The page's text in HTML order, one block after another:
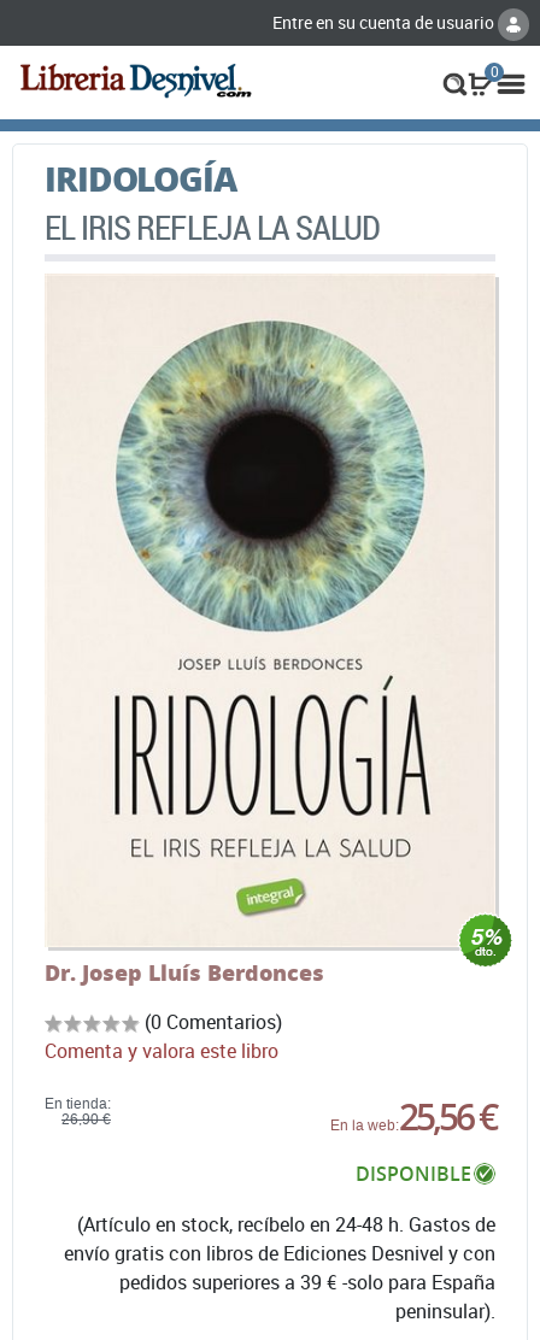
Entre en su cuenta de usuario
0
IRIDOLOGÍA
EL IRIS REFLEJA LA SALUD
Dr. Josep Lluís Berdonces
(0 Comentarios)
Comenta y valora este libro
En tienda:
26,90 €
En la web:25,56 €
DISPONIBLE
(Artículo en stock, recíbelo en 24-48 h. Gastos de
envío gratis con libros de Ediciones Desnivel y con
pedidos superiores a 39 € -solo para España
peninsular).